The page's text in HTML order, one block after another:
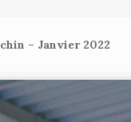
– Janvier 2022